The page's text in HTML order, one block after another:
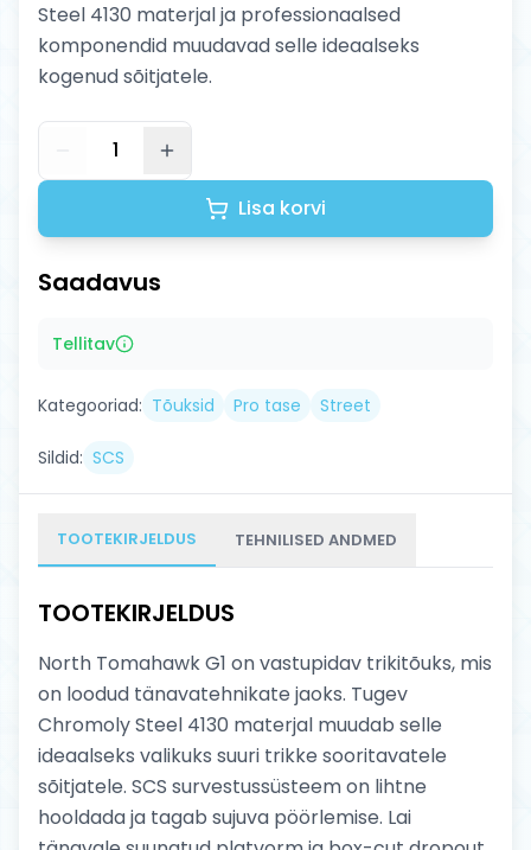
Steel 4130 materjal ja professionaalsed
komponendid muudavad selle ideaalseks
kogenud sõitjatele.
1
Lisa korvi
Saadavus
Tellitav
Kategooriad: Tõuksid Pro tase Street
Sildid: SCS
TOOTEKIRJELDUS TEHNILISED ANDMED
TOOTEKIRJELDUS
North Tomahawk G1 on vastupidav trikitõuks, mis
on loodud tänavatehnikate jaoks. Tugev
Chromoly Steel 4130 materjal muudab selle
ideaalseks valikuks suuri trikke sooritavatele
sõitjatele. SCS survestussüsteem on lihtne
hooldada ja tagab sujuva pöörlemise. Lai